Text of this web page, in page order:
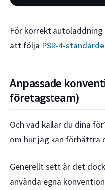
För korrekt autoladdning
att följa PSR-4-
Anpassade
företagsteam)
Och vad kallar du dina
om hur jag kan förbättra
Generellt sett är det
använda egna